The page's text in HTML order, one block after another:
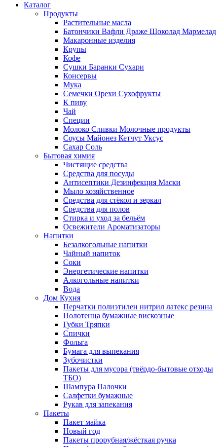
Каталог
Продукты
Растительные масла
Батончики Вафли Драже Шоколад Мармелад
Макаронные изделия
Крупы
Кофе
Сушки Баранки Сухари
Консервы
Мука
Семечки Орехи Сухофрукты
К пиву
Чай
Специи
Молоко Сливки Молочные продукты
Соусы Майонез Кетчут Уксус
Сахар Соль
Бытовая химия
Чистящие средства
Средства для посуды
Антисептики Дезинфекция Маски
Мыло хозяйственное
Средства для стёкол и зеркал
Средства для полов
Стирка и уход за бельём
Освежители Ароматизаторы
Напитки
Безалкогольные напитки
Чайный напиток
Соки
Энергетические напитки
Алкогольные напитки
Вода
Дом Кухня
Перчатки полиэтилен нитрил латекс резина
Полотенца бумажные вискозные
Губки Тряпки
Спички
Фольга
Бумага для выпекания
Зубочистки
Пакеты для мусора (твёрдо-бытовые отходы
ТБО)
Шампура Палочки
Салфетки бумажные
Рукав для запекания
Пакеты
Пакет майка
Новый год
Пакеты прорубная/жёсткая ручка